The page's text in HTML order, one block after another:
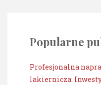
Popularne
Profesjonalna
lakiernicza: